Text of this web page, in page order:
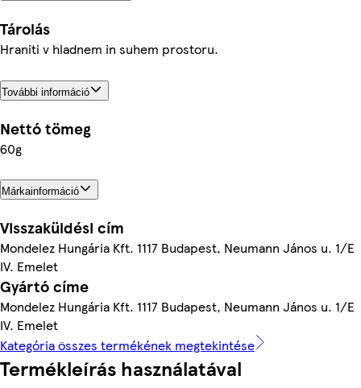
Tárolás
Hraniti v hladnem in suhem prostoru.
További információ
Nettó tömeg
60g
Márkainformáció
Visszaküldési cím
Mondelez Hungária Kft. 1117 Budapest, Neumann János u. 1/E
IV. Emelet
Gyártó címe
Mondelez Hungária Kft. 1117 Budapest, Neumann János u. 1/E
IV. Emelet
Kategória összes termékének megtekintése
Termékleírás használatával